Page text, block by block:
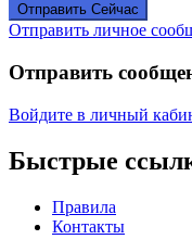
Отправить Сейчас
Отправить личное
Отправить
Войдите в личный
Быстрые
Правила
Контакты